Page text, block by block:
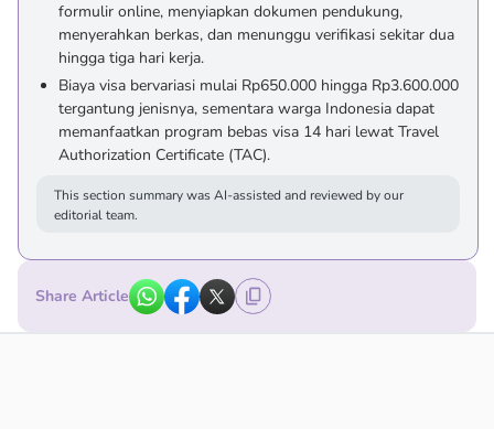
formulir online, menyiapkan dokumen pendukung,
menyerahkan berkas, dan menunggu verifikasi sekitar dua
hingga tiga hari kerja.
Biaya visa bervariasi mulai Rp650.000 hingga Rp3.600.000
tergantung jenisnya, sementara warga Indonesia dapat
memanfaatkan program bebas visa 14 hari lewat Travel
Authorization Certificate (TAC).
This section summary was AI-assisted and reviewed by our
editorial team.
Share Article